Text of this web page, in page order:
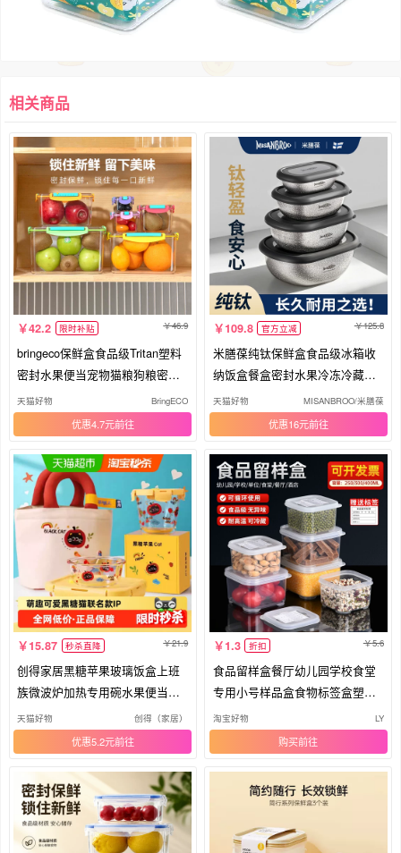
相关商品
42.2 限时补贴 46.9
bringeco保鲜盒食品级Tritan塑料
密封水果便当宠物猫粮狗粮密封
罐
天猫好物 BringECO
优惠4.7元
109.8 官方立减 125.8
米膳葆纯钛保鲜盒食品级冰箱收
纳饭盒餐盒密封水果冷冻冷藏分
装盒
天猫好物 MISANBROO/米膳葆
优惠16元
15.87 秒杀直降 21.9
创得家居黑糖苹果玻璃饭盒上班
族微波炉加热专用碗水果便当保
鲜盒
天猫好物 创得（家居）
优惠5.2元
1.3 折扣 5.6
食品留样盒餐厅幼儿园学校食堂
专用小号样品盒食物标签盒塑料
餐盒
淘宝好物 LY
购买